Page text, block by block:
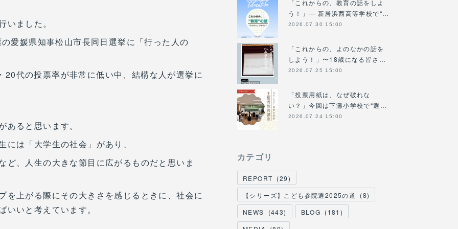
ました。
愛媛県知事松山市長同日選挙に「行った人の
代の投票率が非常に低い中、結構な人が選挙に
ると思います。
は「大学生の社会」があり、
ど、人生の大きな節目に広がるものだと思いま
を上がる際にその大きさを感じるときに、社会に
いと考えています。
「これからの、教育の話をしよ
う！」― 新居浜西高等学校で“…
2026.07.30 15:00
「これからの、よのなかの話を
しよう！」〜18歳になる皆さ…
2026.07.25 15:00
「投票用紙は、なぜ破れな
い？」今回は下灘小学校で“選…
2026.07.24 15:00
カテゴリ
REPORT (29)
【シリーズ】こども参院選2025の道
(8)
NEWS
(443) BLOG (181 )